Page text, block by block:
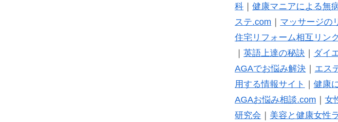
科｜ 健康マニアによる無
ステ.com
マッサージの
住宅リフォーム相互リン
英語上達の秘訣 ダイ
AGAでお悩み解決｜ エス
用する情報サイト
健康
AGAお悩み相談.com
女
研究会
美容と健康女性